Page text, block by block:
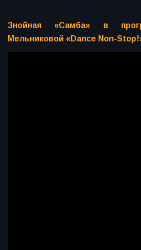
Знойная «Самба» в
Мельниковой «Dance Non-